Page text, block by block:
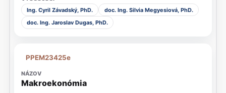
Ing. Cyril Závadský, PhD.
doc. Ing. Silvia Megyesiová, PhD.
doc. Ing. Jaroslav Dugas, PhD.
PPEM23425e
Makroekonómia